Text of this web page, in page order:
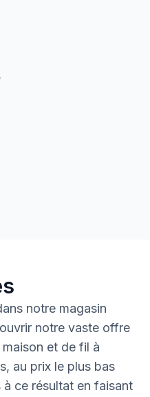
notre magasin
notre vaste offre
et de fil à
au prix le plus bas
ce résultat en faisant